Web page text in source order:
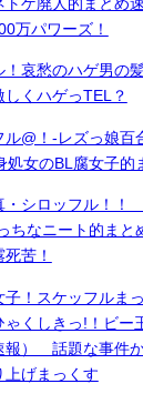
トゲ廃人的まとめ
万パワーズ！
！哀愁のハゲ男の
しくハゲっTEL？
ル@！-レズっ娘百
処女のBL腐女子的
・シロッフル！
なニート的まと
苦！
！スケッフルまっ
ゃくしきっ!！ビー
報） 話題な事件か
上げまっくす